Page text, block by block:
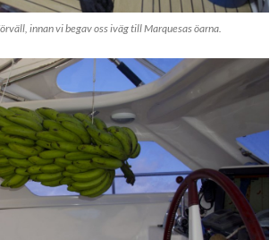
innan vi begav oss iväg till Marquesas öarna.